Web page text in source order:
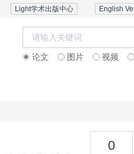
English
Light学术出版中心
论文 图片 视频
0